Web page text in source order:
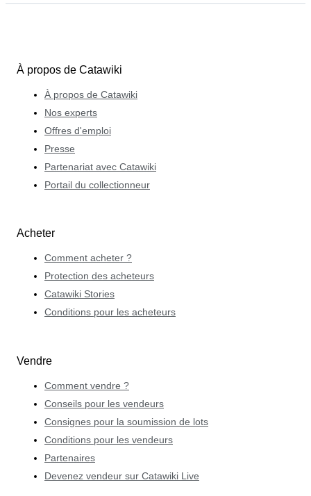
À propos de Catawiki
À propos de Catawiki
Nos experts
Offres d'emploi
Presse
Partenariat avec Catawiki
Portail du collectionneur
Acheter
Comment acheter ?
Protection des acheteurs
Catawiki Stories
Conditions pour les acheteurs
Vendre
Comment vendre ?
Conseils pour les vendeurs
Consignes pour la soumission de lots
Conditions pour les vendeurs
Partenaires
Devenez vendeur sur Catawiki Live